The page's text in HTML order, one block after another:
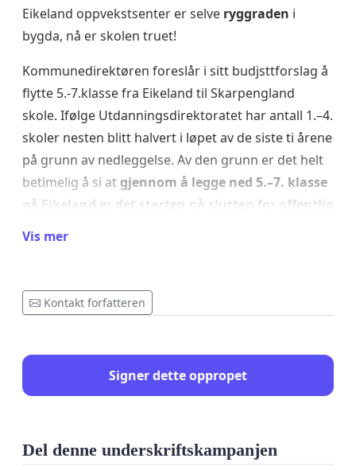
Eikeland oppvekstsenter er selve ryggraden i
bygda, nå er skolen truet!
Kommunedirektøren foreslår i sitt budjsttforslag å
flytte 5.-7.klasse fra Eikeland til Skarpengland
skole. Ifølge Utdanningsdirektoratet har antall 1.–4.
skoler nesten blitt halvert i løpet av de siste ti årene
på grunn av nedleggelse. Av den grunn er det helt
betimelig å si at gjennom å legge ned 5.–7. klasse
på Eikeland er det starten på slutten for offentlig
handle!Nå må vi samle oss rundt skolen, og
For denne skolen er mer enn bare et sted for
undervisning. Det er et levende midtpunkt for hele
oppvekstsenter er vel så viktig for sitt nærmiljø,
Vis mer
Kontakt forfatteren
Signer dette oppropet
Del denne underskriftskampanjen